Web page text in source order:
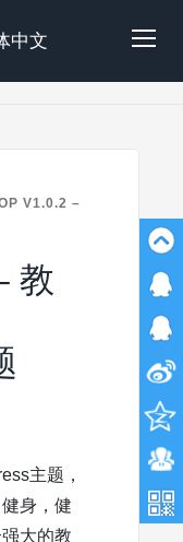
中文
V1.0.2 –
教
主题，
身，健
大的教